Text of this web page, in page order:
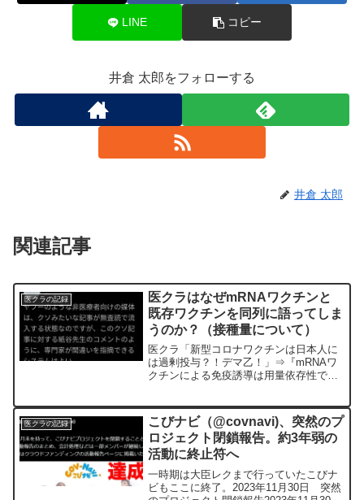
LINE コピー
井倉 太郎をフォローする
井倉 太郎
関連記事
医クラの記録
医クラはなぜmRNAワクチンと
既存ワクチンを同列に語ってしま
うのか？（接種量について）
医クラ「新型コロナワクチンは日本人に
は過剰投与？！デマ乙！」⇒『mRNAワ
クチンによる免疫誘導は用量依存性であ
与になっている｣事が確かです。』「ワク
チン副反応で死亡1...
医クラの記録
こびナビ（@covnavi)、突然のプ
ロジェクト閉鎖報告。約3年弱の
活動に終止符へ
一時期は大臣レクまで行っていたこびナ
ビもここに終了。2023年11月30日 突然